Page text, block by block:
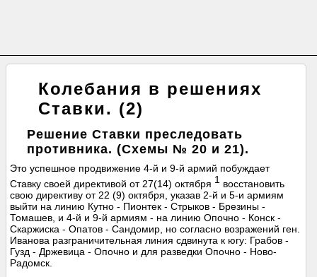
Колебания в решениях
Ставки. (2)
Решение Ставки преследовать
противника. (Схемы № 20 и 21).
Это успешное продвижение 4-й и 9-й армий побуждает
Ставку своей директивой от 27(14) октября 1 восстановить
свою директиву от 22 (9) октября, указав 2-й и 5-и армиям
выйти на линию Кутно - Пионтек - Стрыков - Брезины -
Томашев, и 4-й и 9-й армиям - на линию Опочно - Конск -
Скаржиска - Опатов - Сандомир, но согласно возражений ген.
Иванова разграничительная линия сдвинута к югу: Грабов -
Гузд - Држевица - Опочно и для разведки Опочно - Ново-
Радомск.